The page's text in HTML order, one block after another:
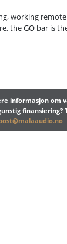
working
the GO bar is
informasjon om
finansiering?